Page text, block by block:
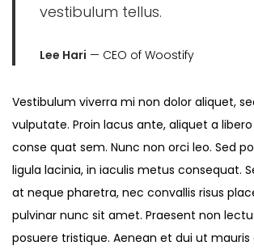
vestibulum tellus.
Lee Hari — CEO of Woostify
Vestibulum viverra mi non dolor aliquet,
vulputate. Proin lacus ante, aliquet a
conse quat sem. Nunc non orci leo. Sed
ligula lacinia, in iaculis metus consequat.
at neque pharetra, nec convallis risus
pulvinar nunc sit amet. Praesent non
posuere tristique. Aenean et dui ut mauris